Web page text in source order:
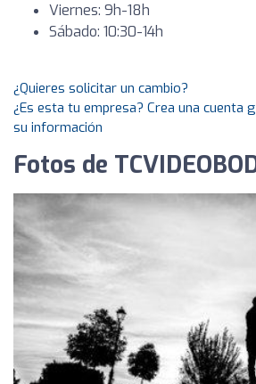
Viernes: 9h-18h
Sábado: 10:30-14h
¿Quieres solicitar un cambio?
¿Es esta tu empresa? Crea una cuenta
su información
Fotos de